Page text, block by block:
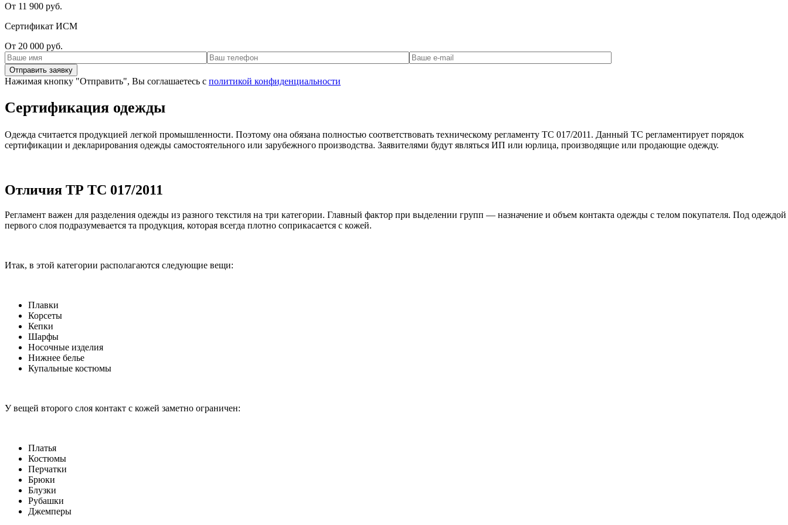
От 11 900 руб.
Сертификат ИСМ
От 20 000 руб.
Нажимая кнопку "Отправить", Вы соглашаетесь с политикой конфиденциальности
Сертификация одежды
Одежда считается продукцией легкой промышленности. Поэтому она обязана полностью соответствовать техническому регламенту ТС 017/2011. Данный ТС регламентирует порядок
сертификации и декларирования одежды самостоятельного или зарубежного производства. Заявителями будут являться ИП или юрлица, производящие или продающие одежду.
Отличия ТР ТС 017/2011
Регламент важен для разделения одежды из разного текстиля на три категории. Главный фактор при выделении групп — назначение и объем контакта одежды с телом покупателя. Под одеждой
первого слоя подразумевается та продукция, которая всегда плотно соприкасается с кожей.
Итак, в этой категории располагаются следующие вещи:
Плавки
Корсеты
Кепки
Шарфы
Носочные изделия
Нижнее белье
Купальные костюмы
У вещей второго слоя контакт с кожей заметно ограничен:
Платья
Костюмы
Перчатки
Брюки
Блузки
Рубашки
Джемперы